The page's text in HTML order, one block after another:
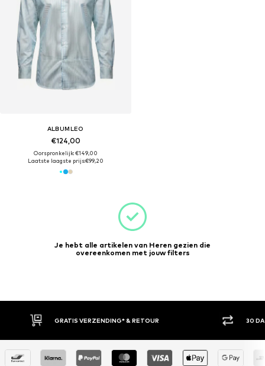
ALBUMLEO
€124,00
Oorspronkelijk: €149,00
Laatste laagste prijs:€99,20
Je hebt alle artikelen van Heren gezien die
overeenkomen met jouw filters
GRATIS VERZENDING* & RETOUR 30